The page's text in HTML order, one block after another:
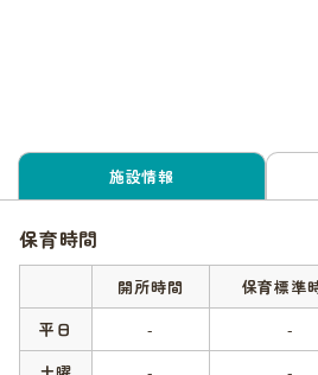
施設情報
保育時間
開所時間 保育標準
平日
- -